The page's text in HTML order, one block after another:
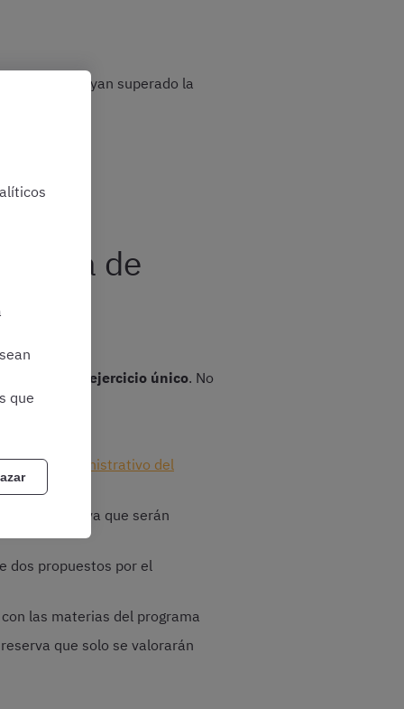
que hayan superado la
de
de un ejercicio único. No
de Administrativo del
de reserva que serán
dos propuestos por el
las materias del programa
que solo se valorarán
que